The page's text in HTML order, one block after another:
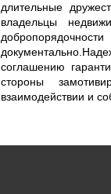
длительные
владельцы
соглашению
стороны
взаимодействии и